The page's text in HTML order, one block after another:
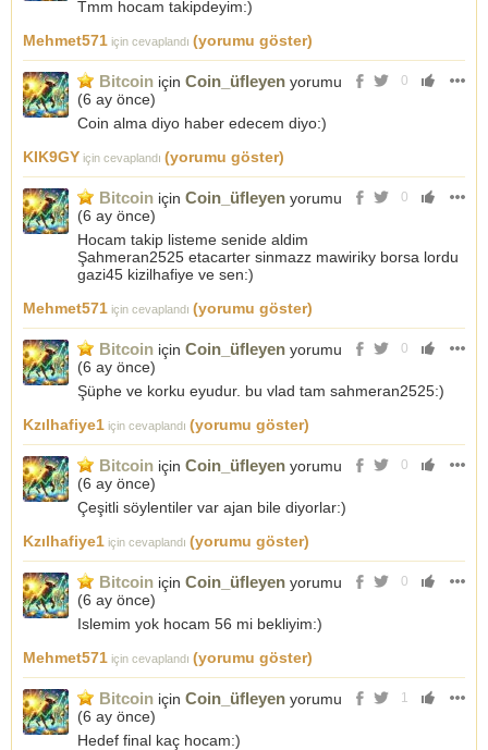
Tmm hocam takipdeyim:)
Mehmet571 için cevaplandı (yorumu göster)
0
Bitcoin için Coin_üfleyen yorumu
(6 ay önce)
Coin alma diyo haber edecem diyo:)
KIK9GY için cevaplandı (yorumu göster)
0
Bitcoin için Coin_üfleyen yorumu
(6 ay önce)
Hocam takip listeme senide aldim
Şahmeran2525 etacarter sinmazz mawiriky borsa lordu
gazi45 kizilhafiye ve sen:)
Mehmet571 için cevaplandı (yorumu göster)
0
Bitcoin için Coin_üfleyen yorumu
(6 ay önce)
Şüphe ve korku eyudur. bu vlad tam sahmeran2525:)
Kzılhafiye1 için cevaplandı (yorumu göster)
0
Bitcoin için Coin_üfleyen yorumu
(6 ay önce)
Çeşitli söylentiler var ajan bile diyorlar:)
Kzılhafiye1 için cevaplandı (yorumu göster)
0
Bitcoin için Coin_üfleyen yorumu
(6 ay önce)
Islemim yok hocam 56 mi bekliyim:)
Mehmet571 için cevaplandı (yorumu göster)
1
Bitcoin için Coin_üfleyen yorumu
(6 ay önce)
Hedef final kaç hocam:)